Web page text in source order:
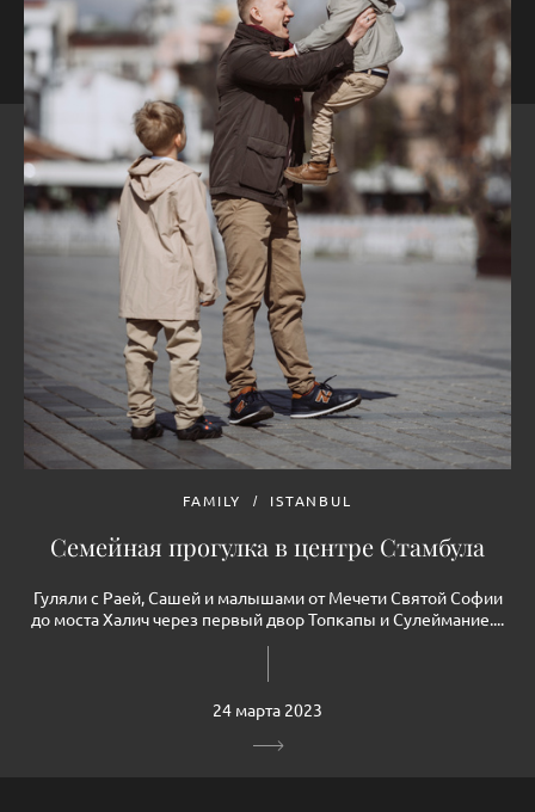
FAMILY ISTANBUL
Семейная прогулка в центре Стамбула
Гуляли с Раей, Сашей и малышами от Мечети Святой Софии
до моста Халич через первый двор Топкапы и Сулеймание....
24 марта 2023